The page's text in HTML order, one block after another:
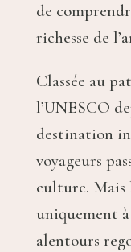
de
richesse de
Classée au
l’UNESCO
destination
voyageurs
culture. Mais
uniquement
alentours